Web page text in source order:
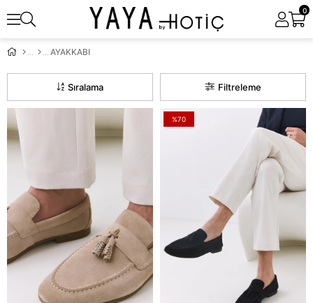
0
AYAKKABI
Filtreleme
Sıralama
%70